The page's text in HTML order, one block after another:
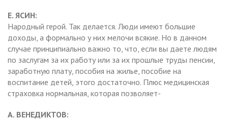
Е. ЯСИН:
Народный герой. Так делается. Люди имеют большие
доходы, а формально у них мелочи всякие. Но в данном
случае принципиально важно то, что, если вы даете людям
по заслугам за их работу или за их прошлые труды пенсии,
заработную плату, пособия на жилье, пособие на
воспитание детей, этого достаточно. Плюс медицинская
страховка нормальная, которая позволяет-
А. ВЕНЕДИКТОВ: